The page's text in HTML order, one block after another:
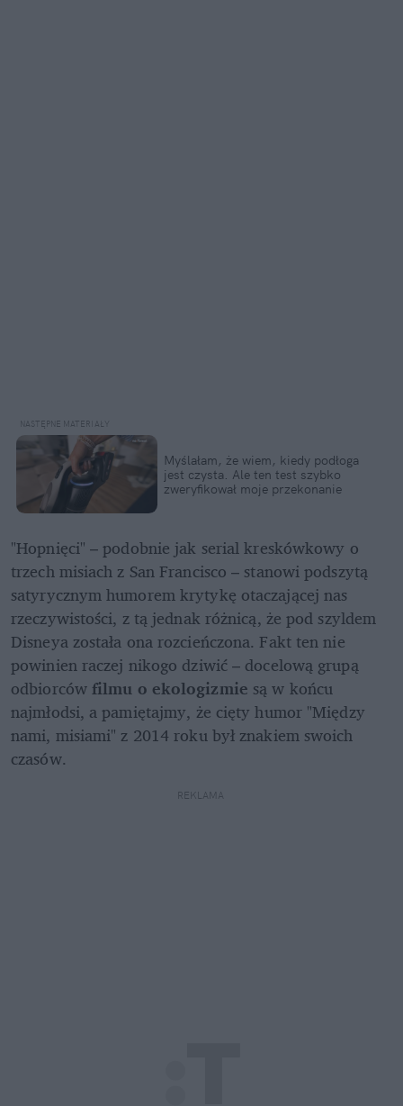
Myślałam, że wiem, kiedy podłoga
jest czysta. Ale ten test szybko
zweryfikował moje przekonanie
"Hopnięci" – podobnie jak serial kreskówkowy o
trzech misiach z San Francisco – stanowi podszytą
satyrycznym humorem krytykę otaczającej nas
rzeczywistości, z tą jednak różnicą, że pod szyldem
Disneya została ona rozcieńczona. Fakt ten nie
powinien raczej nikogo dziwić – docelową grupą
odbiorców filmu o ekologizmie są w końcu
najmłodsi, a pamiętajmy, że cięty humor "Między
nami, misiami" z 2014 roku był znakiem swoich
czasów.
REKLAMA